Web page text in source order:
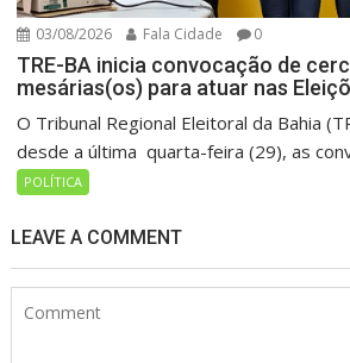
03/08/2026 Fala Cidade 0
TRE-BA inicia convocação de
mesárias(os) para atuar nas
O Tribunal Regional Eleitoral da Bahia
desde a última quarta-feira (29), as
POLÍTICA
LEAVE A COMMENT